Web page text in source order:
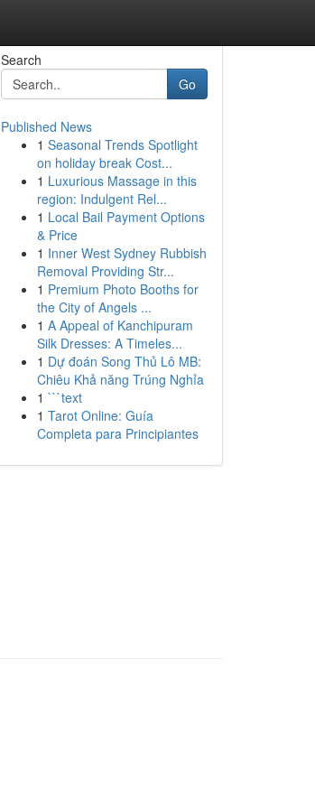
Search
Go
Published News
1 Seasonal Trends Spotlight
on holiday break Cost...
1 Luxurious Massage in this
region: Indulgent Rel...
1 Local Bail Payment Options
& Price
1 Inner West Sydney Rubbish
Removal Providing Str...
1 Premium Photo Booths for
the City of Angels ...
1 A Appeal of Kanchipuram
Silk Dresses: A Timeles...
1 Dự đoán Song Thủ Lô MB:
Chiêu Khả năng Trúng Nghỉa
1 ```text
1 Tarot Online: Guía
Completa para Principiantes